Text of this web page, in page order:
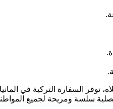
توفر السفارة التركية في
سلسة ومريحة لجميع